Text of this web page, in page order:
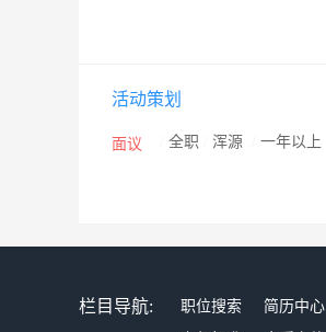
活动策划
面议 全职 浑源 一年以上
栏目导航: 职位搜索 简历中心